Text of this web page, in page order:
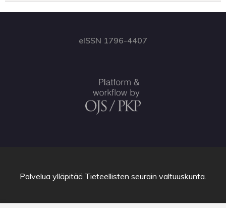
eISSN 1796-4407
Palvelua ylläpitää Tieteellisten seurain valtuuskunta.